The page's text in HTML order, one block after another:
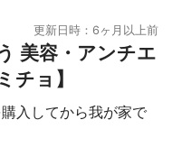
更新日時：6ヶ月以上前
美容・アンチエ
チョ】
入してから我が家で